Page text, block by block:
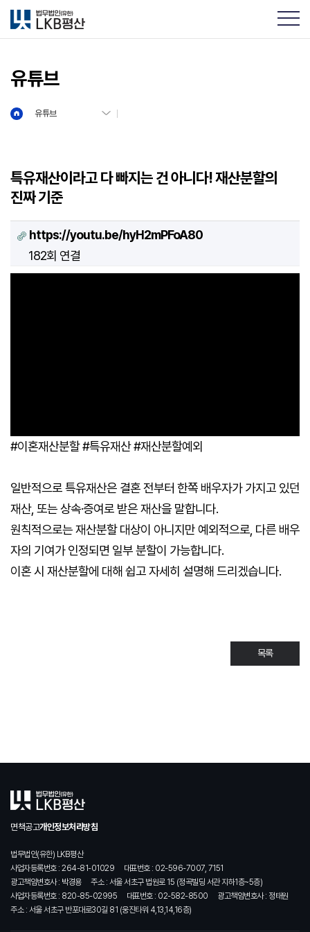
유튜브
유튜브
유튜브
특유재산이라고 다 빠지는 건 아니다! 재산분할의
진짜 기준
https://youtu.be/hyH2mPFoA80
182회 연결
#이혼재산분할 #특유재산 #재산분할예외
일반적으로 특유재산은 결혼 전부터 한쪽 배우자가 가지고 있던
재산, 또는 상속·증여로 받은 재산을 말합니다.
원칙적으로는 재산분할 대상이 아니지만 예외적으로, 다른 배우
자의 기여가 인정되면 일부 분할이 가능합니다.
이혼 시 재산분할에 대해 쉽고 자세히 설명해 드리겠습니다.
목록
면책공고개인정보처리방침
법무법인(유한) LKB평산
사업자등록번호 : 264-81-01029
대표번호 : 02-596-7007, 7151
광고책임변호사 : 박경용
주소 : 서울 서초구 법원로 15 (정곡빌딩 서관 지하1층~5층)
사업자등록번호 : 820-85-02995
대표번호 : 02-582-8500
광고책임변호사 : 정태원
주소 : 서울 서초구 반포대로30길 81 (웅진타워 4,13,14,16층)